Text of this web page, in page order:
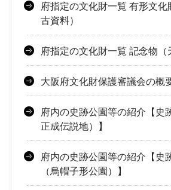
府指定の文化財一覧 有形文
古資料）
府指定の文化財一覧 記念物（
大阪府文化財保護審議会の概
府内の史跡公園等の紹介【史
正成伝説地）】
府内の史跡公園等の紹介【史
（烏帽子形公園）】